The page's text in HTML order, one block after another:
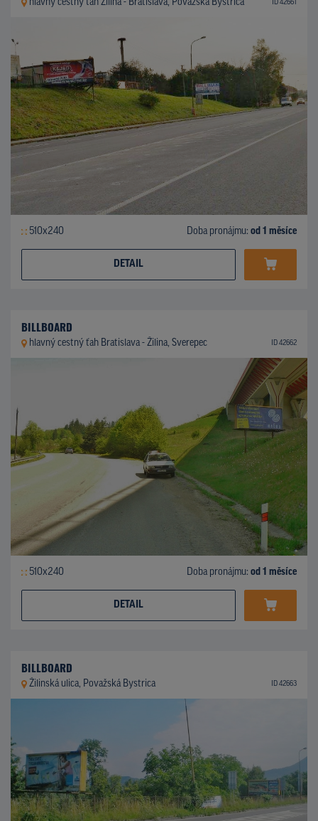
hlavný cestný ťah Žilina - Bratislava, Považská Bystrica ID 42661
510x240 Doba pronájmu: od 1 měsíce
DETAIL
BILLBOARD
hlavný cestný ťah Bratislava - Žilina, Sverepec ID 42662
510x240 Doba pronájmu: od 1 měsíce
DETAIL
BILLBOARD
Žilinská ulica, Považská Bystrica ID 42663